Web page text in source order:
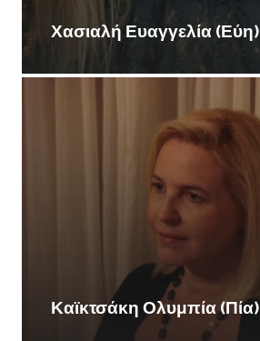
Χασιαλή Ευαγγελία (Εύη)
Καϊκτσάκη Ολυμπία (Πία)